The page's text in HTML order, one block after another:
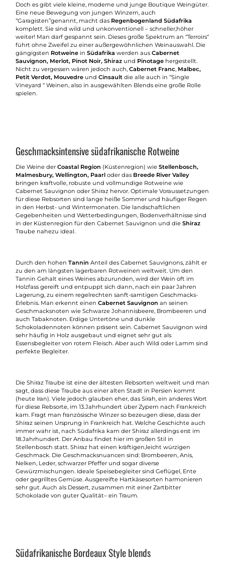
Doch es gibt viele kleine, moderne und junge Boutique Weingüter.
Eine neue Bewegung von jungen Winzern, auch
“Garagisten”genannt, macht das Regenbogenland Südafrika
komplett. Sie sind wild und unkonventionell – schneller,höher
weiter! Man darf gespannt sein. Dieses große Spektrum an “Terroirs“
führt ohne Zweifel zu einer außergewöhnlichen Weinauswahl. Die
gängigsten Rotweine in Südafrika werden aus Cabernet
Sauvignon, Merlot, Pinot Noir, Shiraz und Pinotage hergestellt.
Nicht zu vergessen wären jedoch auch, Cabernet Franc Malbec,
Petit Verdot, Mouvedre und Cinsault die alle auch in “Single
Vineyard “ Weinen, also in ausgewählten Blends eine große Rolle
spielen.
Geschmacksintensive südafrikanische Rotweine
Die Weine der Coastal Region (Küstenregion) wie Stellenbosch,
Malmesbury, Wellington, Paarl oder das Breede River Valley
bringen kraftvolle, robuste und vollmundige Rotweine wie
Cabernet Sauvignon oder Shiraz hervor. Optimale Voraussetzungen
für diese Rebsorten sind lange heiße Sommer und häufiger Regen
in den Herbst- und Wintermonaten. Die landschaftlichen
Gegebenheiten und Wetterbedingungen, Bodenverhältnisse sind
in der Küstenregion für den Cabernet Sauvignon und die Shiraz
Traube nahezu ideal.
Durch den hohen Tannin Anteil des Cabernet Sauvignons, zählt er
zu den am längsten lagerbaren Rotweinen weltweit. Um den
Tannin Gehalt eines Weines abzurunden, wird der Wein oft im
Holzfass gereift und entpuppt sich dann, nach ein paar Jahren
Lagerung, zu einem regelrechten sanft-samtigen Geschmacks-
Erlebnis. Man erkennt einen Cabernet Sauvignon an seinen
Geschmacksnoten wie Schwarze Johannisbeere, Brombeeren und
auch Tabaknoten. Erdige Untertöne und dunkle
Schokoladennoten können präsent sein. Cabernet Sauvignon wird
sehr häufig in Holz ausgebaut und eignet sehr gut als
Essensbegleiter von rotem Fleisch. Aber auch Wild oder Lamm sind
perfekte Begleiter.
Die Shiraz Traube ist eine der ältesten Rebsorten weltweit und man
sagt, dass diese Traube aus einer alten Stadt in Persien kommt
(heute Iran). Viele jedoch glauben eher, das Sirah, ein anderes Wort
für diese Rebsorte, im 13.Jahrhundert über Zypern nach Frankreich
kam. Fragt man französische Winzer so bezeugen diese, dass der
Shiraz seinen Ursprung in Frankreich hat. Welche Geschichte auch
immer wahr ist, nach Südafrika kam der Shiraz allerdings erst im
18.Jahrhundert. Der Anbau findet hier im großen Stil in
Stellenbosch statt. Shiraz hat einen kräftigen,leicht würzigen
Geschmack. Die Geschmacksnuancen sind: Brombeeren, Anis,
Nelken, Leder, schwarzer Pfeffer und sogar diverse
Gewürzmischungen. Ideale Speisebegleiter sind Geflügel, Ente
oder gegrilltes Gemüse. Ausgereifte Hartkäsesorten harmonieren
sehr gut. Auch als Dessert, zusammen mit einer Zartbitter
Schokolade von guter Qualität– ein Traum.
Südafrikanische Bordeaux Style blends